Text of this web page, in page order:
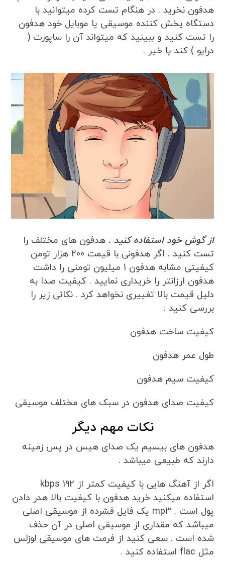
هدفون نخرید . در هنگام تست کرده میتوانید با
دستگاه پخش کننده موسیقی یا موبایل خود هدفون
را تست کنید و ببینید که میتواند آن را ساپورت (
درایو ) کند یا خیر .
از گوش خود استفاده کنید . هدفون های مختلف را
تست کنید . اگر هدفونی با قیمت 200 هزار تومن
کیفیتی مشابه هدفون 1 میلیون تومنی را داشت
هدفون ارزانتر را خریداری نمایید . کیفیت صدا به
دلیل قیمت بالا تغییری نخواهد کرد . نکاتی زیر را
بررسی کنید :
کیفیت ساخت هدفون
طول عمر هدفون
کیفیت سیم هدفون
کیفیت صدای هدفون در سبک های مختلف موسیقی
نکات مهم دیگر
هدفون های بیسیم یک صدای هیس در پس زمینه
دارند که طبیعی میباشد .
اگر از آهنگ هایی با کیفیت کمتر از 192 kbps
استفاده میکنید خرید هدفون با کیفیت بالا هدر دادن
پول است . mp3 یک فایل فشرده از موسیقی اصلی
میباشد که مقداری از موسیقی اصلی در آن حذف
شده است . سعی کنید از فرمت های موسیقی لوزلس
مثل flac استفاده کنید .